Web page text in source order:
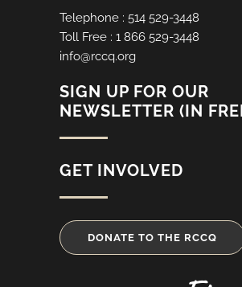
Telephone : 514 529-3448
Toll Free : 1 866 529-3448
info@rccq.org
SIGN UP FOR OUR
NEWSLETTER (IN
GET INVOLVED
DONATE TO THE RCCQ